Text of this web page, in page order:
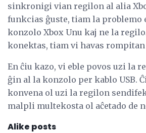
sinkronigi vian regilon al alia
funkcias ĝuste, tiam la problemo
konzolo Xbox Unu kaj ne la
konektas, tiam vi havas
En ĉiu kazo, vi eble povos uzi la
ĝin al la konzolo per kablo USB.
konvena ol uzi la regilon
malpli multekosta ol aĉetado de
Alike posts